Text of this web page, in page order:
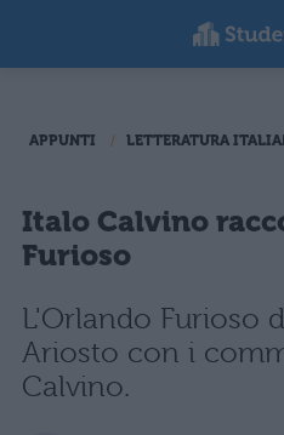
APPUNTI LETTERATURA
Italo Calvino
Furioso
L'Orlando Furioso
Ariosto con i
Calvino.